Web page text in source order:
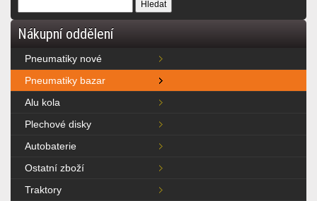
Nákupní oddělení
Pneumatiky nové
Pneumatiky bazar
Alu kola
Plechové disky
Autobaterie
Ostatní zboží
Traktory